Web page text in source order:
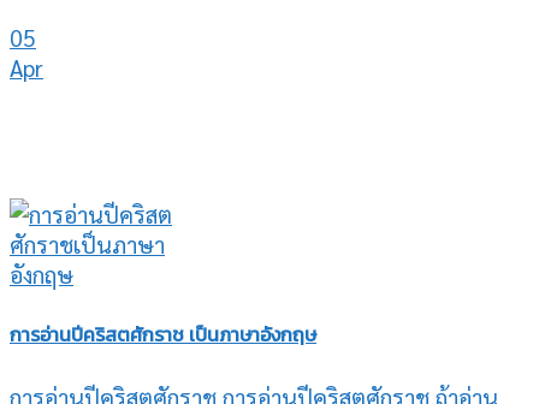
05
Apr
การอ่านปีคริสตศักราช เป็นภาษาอังกฤษ
การอ่านปีคริสตศักราช การอ่านปีคริสตศักราช ถ้าอ่าน